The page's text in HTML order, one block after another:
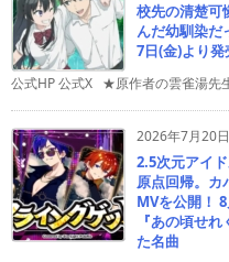
校先の清楚可
んだ幼馴染
7日(金)より発
公式HP 公式X ★原作者の雲雀湯先
2026年7月20日
2.5次元アイ
原点回帰。カ
MVを公開！
『あの頃せ
た名曲